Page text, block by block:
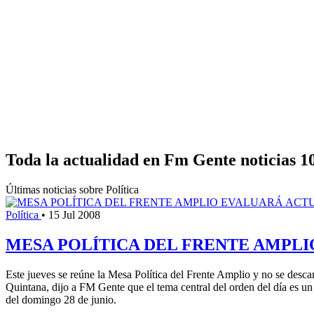
Toda la actualidad en Fm Gente noticias
Últimas noticias sobre Política
Política • 15 Jul 2008
MESA POLÍTICA DEL FRENTE
Este jueves se reúne la Mesa Política del Frente Amplio y no se
Quintana, dijo a FM Gente que el tema central del orden del día es
del domingo 28 de junio.